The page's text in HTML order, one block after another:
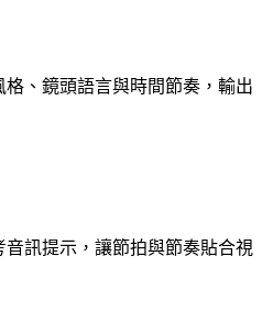
格、鏡頭語言與時間節奏，輸出
訊提示，讓節拍與節奏貼合視